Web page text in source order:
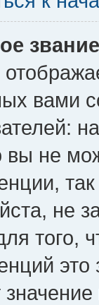
вами
не
не
того,
это